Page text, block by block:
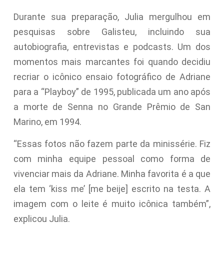
Durante sua preparação, Julia mergulhou em
pesquisas sobre Galisteu, incluindo sua
autobiografia, entrevistas e podcasts. Um dos
momentos mais marcantes foi quando decidiu
recriar o icônico ensaio fotográfico de Adriane
para a “Playboy” de 1995, publicada um ano após
a morte de Senna no Grande Prêmio de San
Marino, em 1994.
“Essas fotos não fazem parte da minissérie. Fiz
com minha equipe pessoal como forma de
vivenciar mais da Adriane. Minha favorita é a que
ela tem ‘kiss me’ [me beije] escrito na testa. A
imagem com o leite é muito icônica também”,
explicou Julia.